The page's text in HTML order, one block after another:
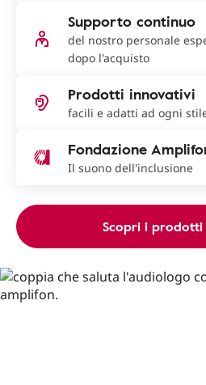
Supporto continuo
del nostro personale
dopo l'acquisto
Prodotti innovativi
facili e adatti ad ogni
Fondazione
Il suono dell'inclusione
Scopri i prodotti